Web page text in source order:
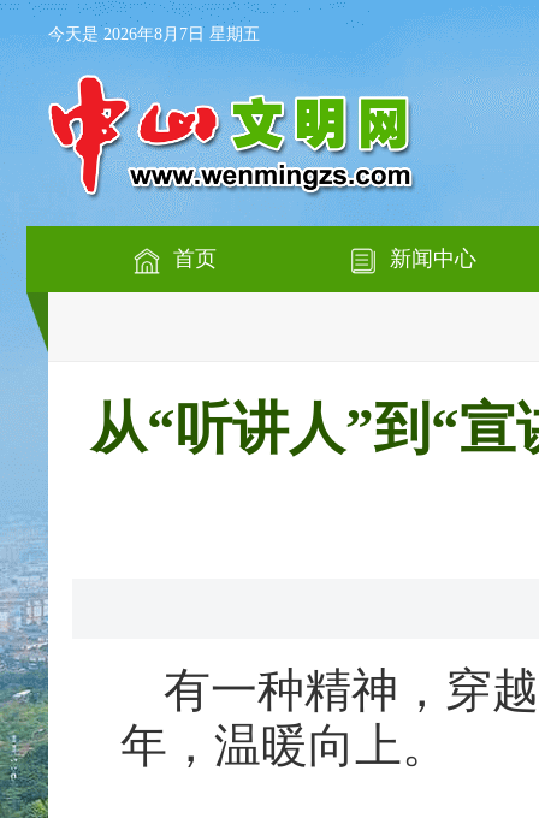
今天是 2026年8月7日 星期五
首页 新闻中心
从“听讲人”到“
有一种精神 ， 穿
年，温暖向上。